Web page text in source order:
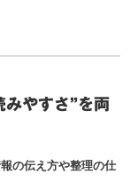
みやすさ”を両
の伝え方や整理の仕